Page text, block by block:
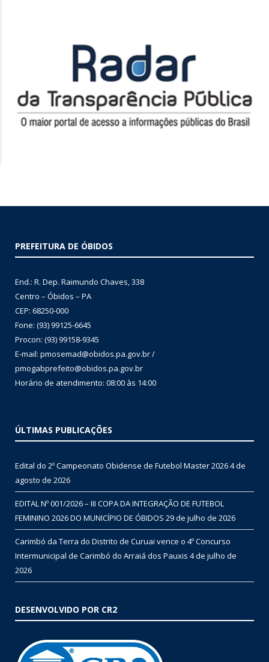
PREFEITURA DE ÓBIDOS
End.: R. Dep. Raimundo Chaves, 338
Centro – Óbidos – PA
CEP: 68250-000
Fone: (93) 99125-6645
Procon: (93) 99158-9345
E-mail: pmosemad@obidos.pa.gov.br /
pmogabprefeito@obidos.pa.gov.br
Horário de atendimento: 08:00 às 14:00
ÚLTIMAS PUBLICAÇÕES
Edital do 2º Campeonato Obidense de Futebol Master 20264 de
agosto de 2026
EDITAL Nº 001/2026 – III COPA DA INTEGRAÇÃO DE FUTEBOL
FEMININO 2026 DO MUNICÍPIO DE ÓBIDOS 29 de julho de 2026
Carimbó da Terra do Distrito de Curuai vence o 4º Concurso
Intermunicipal de Carimbó do Arraiá dos Pauxis 4 de julho de
2026
DESENVOLVIDO POR CR2